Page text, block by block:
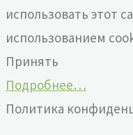
использовать этот
использованием
Принять
Подробнее…
Политика